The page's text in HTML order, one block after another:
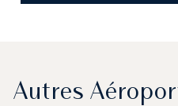
Autres